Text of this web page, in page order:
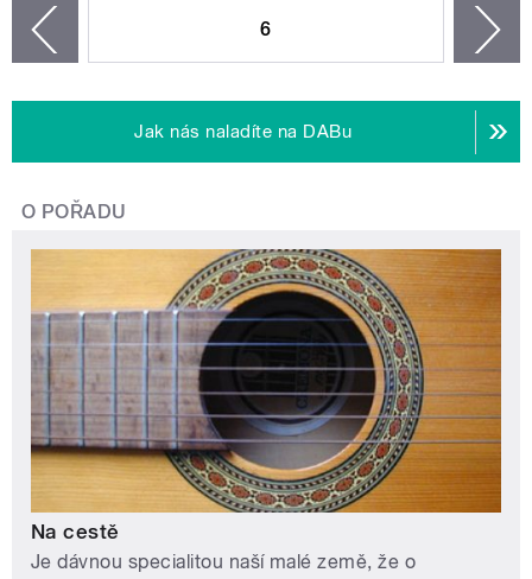
6
Jak nás naladíte na DABu
O POŘADU
Na cestě
Je dávnou specialitou naší malé země, že o